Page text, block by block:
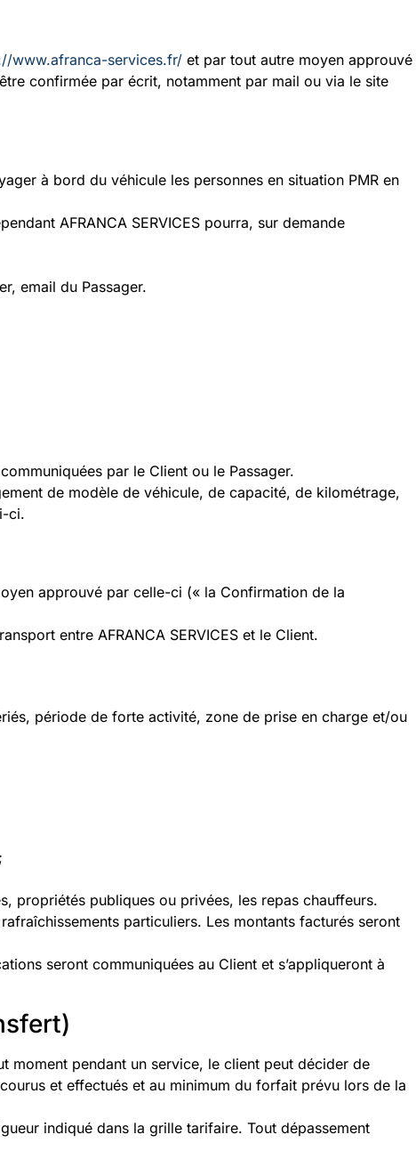
www.afranca-services.fr/ et par tout autre moyen approuvé
confirmée par écrit, notamment par mail ou via le site
à bord du véhicule les personnes en situation PMR en
AFRANCA SERVICES pourra, sur demande
email du Passager.
par le Client ou le Passager.
de modèle de véhicule, de capacité, de kilométrage,
ci.
approuvé par celle-ci (« la Confirmation de la
entre AFRANCA SERVICES et le Client.
période de forte activité, zone de prise en charge et/ou
propriétés publiques ou privées, les repas chauffeurs.
particuliers. Les montants facturés seront
seront communiquées au Client et s’appliqueront à
moment pendant un service, le client peut décider de
et effectués et au minimum du forfait prévu lors de la
indiqué dans la grille tarifaire. Tout dépassement